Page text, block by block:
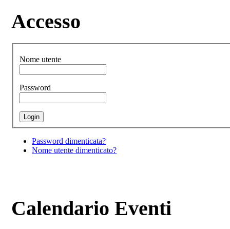
Accesso
Nome utente
Password
Password dimenticata?
Nome utente dimenticato?
Calendario Eventi